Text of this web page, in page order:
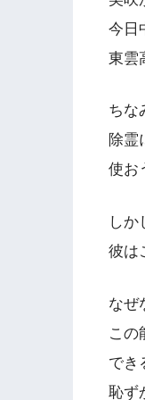
今日
東雲
ちな
除霊
使お
しか
彼は
なぜ
この
でき
恥ず